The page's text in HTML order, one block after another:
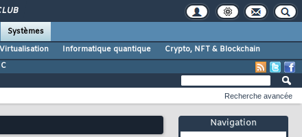
Systèmes
Virtualisation Informatique quantique
Crypto, NFT & Blockchain
Navigation
Recherche avancée